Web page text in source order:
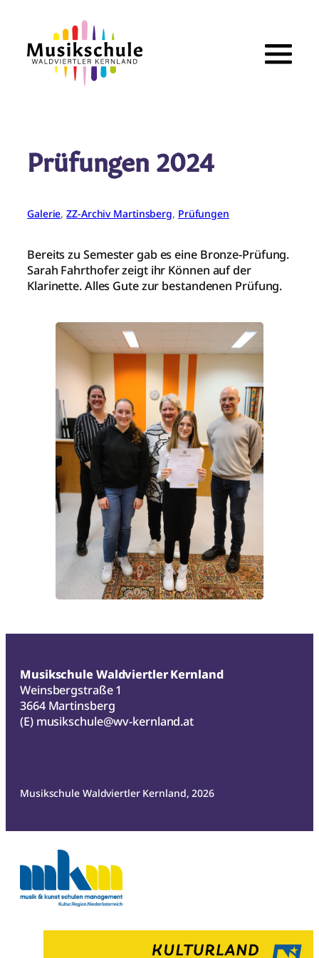
springen
Prüfungen 2024
Galerie, ZZ-Archiv Martinsberg, Prüfungen
Bereits zu Semester gab es eine Bronze-Prüfung.
Sarah Fahrthofer zeigt ihr Können auf der
Klarinette. Alles Gute zur bestandenen Prüfung.
Musikschule Waldviertler Kernland
Weinsbergstraße 1
3664 Martinsberg
(E) musikschule@wv-kernland.at
Musikschule Waldviertler Kernland, 2026